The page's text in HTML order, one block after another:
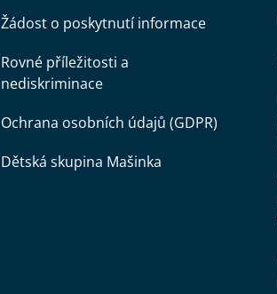
Žádost o poskytnutí informace
Rovné příležitosti a
nediskriminace
Ochrana osobních údajů (GDPR)
Dětská skupina Mašinka